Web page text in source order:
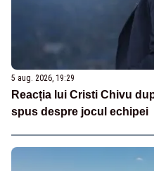
5 aug. 2026, 19:29
Reacția lui Cristi Chivu
spus despre jocul echipei